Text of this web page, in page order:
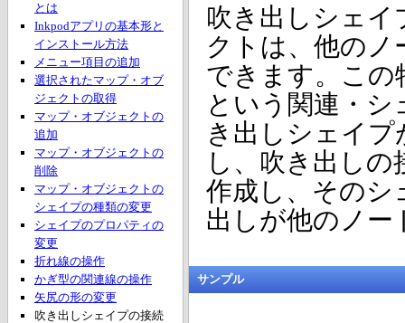
とは
Inkpodアプリの基本形と
インストール方法
メニュー項目の追加
選択されたマップ・オブ
ジェクトの取得
マップ・オブジェクトの
追加
マップ・オブジェクトの
削除
マップ・オブジェクトの
シェイプの種類の変更
シェイプのプロパティの
変更
折れ線の操作
かぎ型の関連線の操作
矢尻の形の変更
吹き出しシェイプの接続
吹き出しシェ
クトは、他の
できます。この
という関連・
き出しシェイ
し、吹き出し
作成し、そのシ
出しが他のノー
サンプル